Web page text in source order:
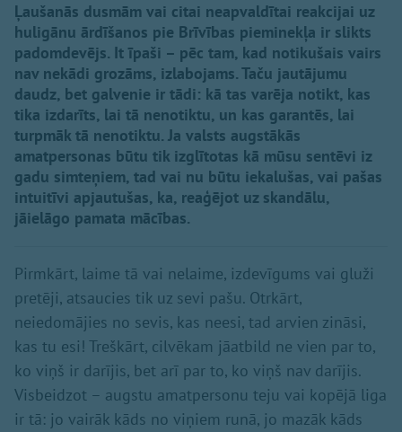
Ļaušanās dusmām vai citai neapvaldītai reakcijai uz
huligānu ārdīšanos pie Brīvības pieminekļa ir slikts
padomdevējs. It īpaši – pēc tam, kad notikušais vairs
nav nekādi grozāms, izlabojams. Taču jautājumu
daudz, bet galvenie ir tādi: kā tas varēja notikt, kas
tika izdarīts, lai tā nenotiktu, un kas garantēs, lai
turpmāk tā nenotiktu. Ja valsts augstākās
amatpersonas būtu tik izglītotas kā mūsu sentēvi iz
gadu simteņiem, tad vai nu būtu iekalušas, vai pašas
intuitīvi apjautušas, ka, reaģējot uz skandālu,
jāielāgo pamata mācības.
Pirmkārt, laime tā vai nelaime, izdevīgums vai gluži
pretēji, atsaucies tik uz sevi pašu. Otrkārt,
neiedomājies no sevis, kas neesi, tad arvien zināsi,
kas tu esi! Treškārt, cilvēkam jāatbild ne vien par to,
ko viņš ir darījis, bet arī par to, ko viņš nav darījis.
Visbeidzot – augstu amatpersonu teju vai kopējā liga
ir tā: jo vairāk kāds no viņiem runā, jo mazāk kāds